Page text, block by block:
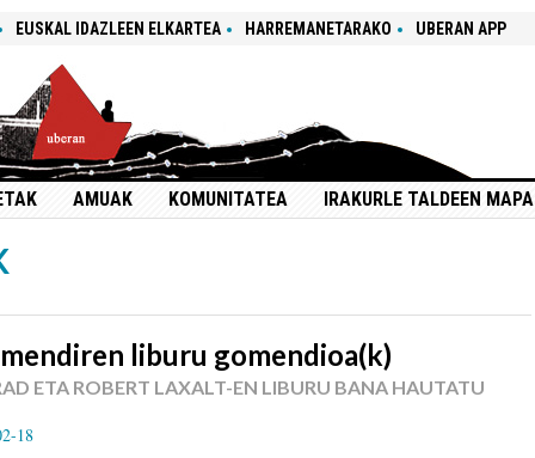
EUSKAL IDAZLEEN ELKARTEA HARREMANETARAKO UBERAN APP
AMUAK KOMUNITATEA IRAKURLE TALDEEN MAPA
liburu gomendioa(k)
ETA ROBERT LAXALT-EN LIBURU BANA HAUTATU
18